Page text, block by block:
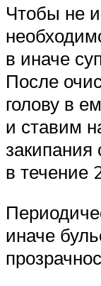
Чтобы не
в иначе
После
голову в
и ставим
закипания
в течение
иначе